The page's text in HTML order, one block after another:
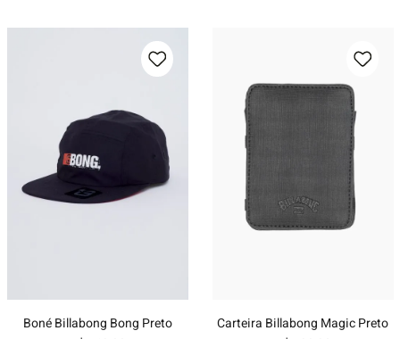
Boné Billabong Bong Preto
Carteira Billabong Magic Preto